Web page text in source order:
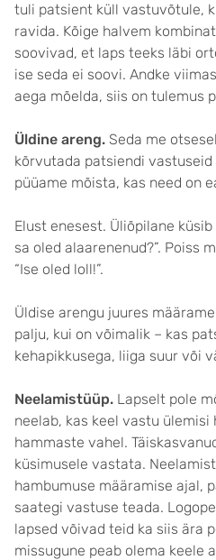
tuli patsient küll vastuvõtule,
ravida. Kõige halvem
soovivad, et laps teeks läbi
ise seda ei soovi. Andke
aega mõelda, siis on tulemus
Üldine areng. Seda me
kõrvutada patsiendi
püüame mõista, kas need on
Elust enesest. Üliõpilane
sa oled alaarenenud?”. Poiss
“Ise oled loll!”.
Üldise arengu juures
palju, kui on võimalik – kas
kehapikkusega, liiga suur või
Neelamistüüp. Lapselt pole
neelab, kas keel vastu ülemisi
hammaste vahel.
küsimusele vastata.
hambumuse määramise ajal,
saategi vastuse teada.
lapsed võivad teid ka siis ära
missugune peab olema keele